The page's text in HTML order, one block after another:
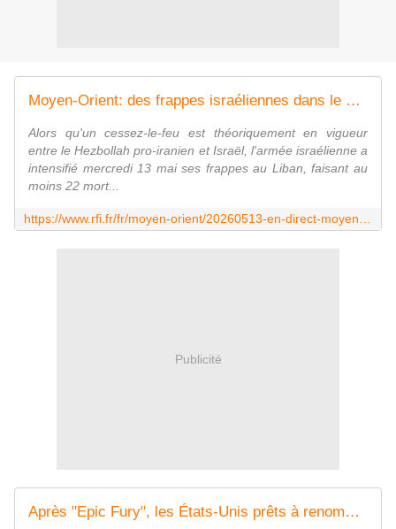
Moyen-Orient: des frappes israéliennes dans le sud du Liban font au moins 22 morts
Alors qu'un cessez-le-feu est théoriquement en vigueur
entre le Hezbollah pro-iranien et Israël, l'armée israélienne a
intensifié mercredi 13 mai ses frappes au Liban, faisant au
moins 22 mort...
Publicité
Après "Epic Fury", les États-Unis prêts à renommer l'opération en Iran "Sledgehammer" ("massue") en cas d'échec du cessez-le-feu | TF1 Info